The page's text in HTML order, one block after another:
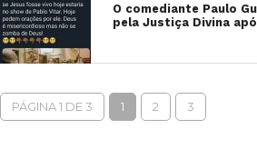
O comediante Paulo
pela Justiça Divina
PÁGINA 1 DE 3 1 2 3